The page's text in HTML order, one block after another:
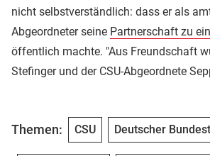
nicht selbstverständlich: dass er als
Abgeordneter seine Partnerschaft zu
öffentlich machte. "Aus Freundschaft
Stefinger und der CSU-Abgeordnete
Themen: CSU Deutscher